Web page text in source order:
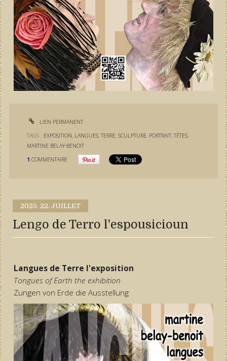
LIEN PERMANENT
TAGS : EXPOSITION, LANGUES,TERRE,SCULPTURE, PORTRAIT,TÊTES,
MARTINE BELAY-BENOIT
1 COMMENTAIRE
2025. 22. JUILLET
Lengo de Terro l'espousicioun
Langues de Terre l'exposition
Tongues of Earth the exhibition
Zungen von Erde die Ausstellung